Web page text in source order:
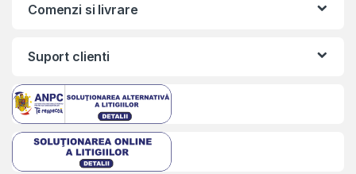
Comenzi si livrare
Suport clienti